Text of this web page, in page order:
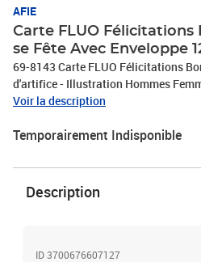
AFIE
Carte FLUO Félicitations
se Fête Avec Enveloppe
69-8143 Carte FLUO Félicitations
d'artifice - Illustration Hommes
12x17,5cm - Intérieur Blanc pour
Voir la description
Temporairement Indisponible
Description
ID 3700676607127